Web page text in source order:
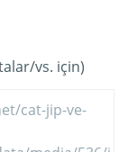
vs. için)